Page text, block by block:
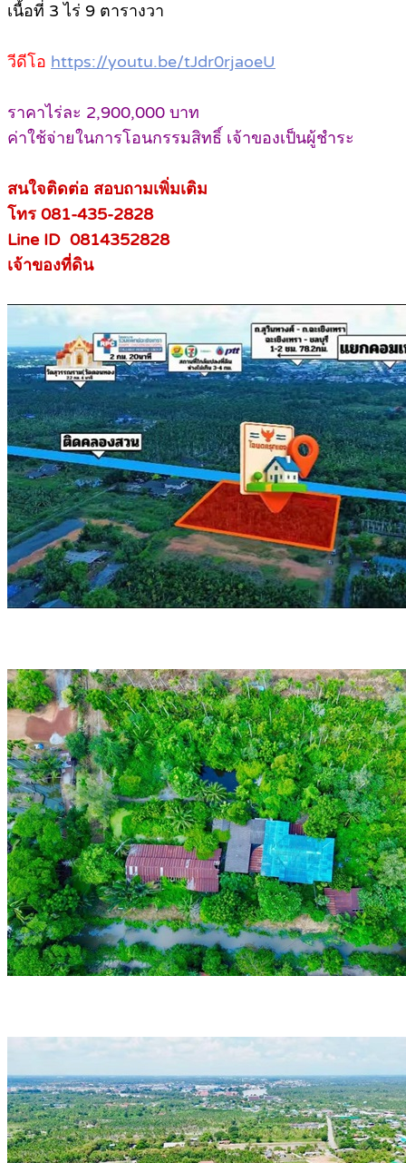
เนื้อที่ 3 ไร่ 9 ตารางวา
วีดีโอ https://youtu.be/tJdr0rjaoeU
ราคาไร่ละ 2,900,000 บาท
ค่าใช้จ่ายในการโอนกรรมสิทธิ์ เจ้าของเป็นผู้ชำระ
สนใจติดต่อ สอบถามเพิ่มเติม
โทร 081-435-2828
Line ID 0814352828
เจ้าของที่ดิน